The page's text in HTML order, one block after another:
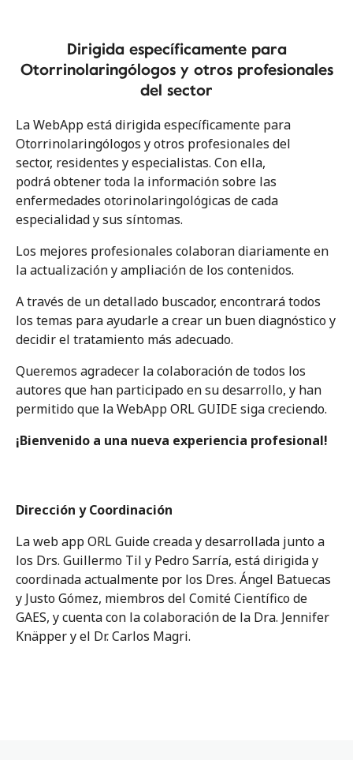
Dirigida específicamente para
Otorrinolaringólogos y otros profesionales
del sector
La WebApp está dirigida específicamente para
Otorrinolaringólogos y otros profesionales del
sector, residentes y especialistas. Con ella,
podrá obtener toda la información sobre las
enfermedades otorinolaringológicas de cada
especialidad y sus síntomas.
Los mejores profesionales colaboran diariamente en
la actualización y ampliación de los contenidos.
A través de un detallado buscador, encontrará todos
los temas para ayudarle a crear un buen diagnóstico y
decidir el tratamiento más adecuado.
Queremos agradecer la colaboración de todos los
autores que han participado en su desarrollo, y han
permitido que la WebApp ORL GUIDE siga creciendo.
¡Bienvenido a una nueva experiencia profesional!
Dirección y Coordinación
La web app ORL Guide creada y desarrollada junto a
los Drs. Guillermo Til y Pedro Sarría, está dirigida y
coordinada actualmente por los Dres. Ángel Batuecas
y Justo Gómez, miembros del Comité Científico de
GAES, y cuenta con la colaboración de la Dra. Jennifer
Knäpper y el Dr. Carlos Magri.